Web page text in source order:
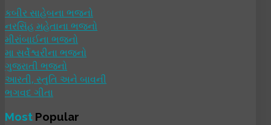
કબીર સાહેબના ભજનો
નરસિંહ મહેતાના ભજનો
મીરાંબાઈના ભજનો
મા સર્વેશ્વરીના ભજનો
ગુજરાતી ભજનો
આરતી, સ્તુતિ અને બાવની
ભગવદ ગીતા
Most Popular